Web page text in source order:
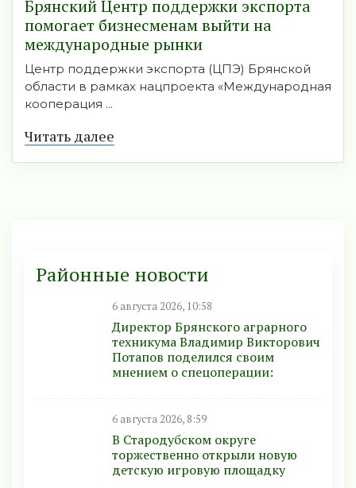
Брянский Центр поддержки экспорта
помогает бизнесменам выйти на
международные рынки
Центр поддержки экспорта (ЦПЭ) Брянской
области в рамках нацпроекта «Международная
кооперация ...
Читать далее
Районные новости
6 августа 2026, 10:58
Директор Брянского аграрного
техникума Владимир Викторович
Потапов поделился своим
мнением о спецоперации:
6 августа 2026, 8:59
В Стародубском округе
торжественно открыли новую
детскую игровую площадку